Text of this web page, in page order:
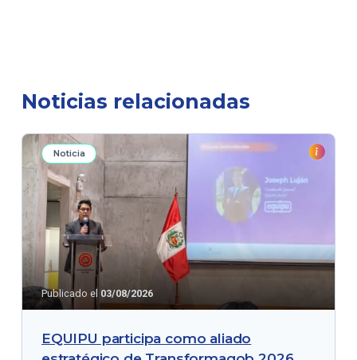
Noticias relacionadas
Noticia
Publicado el 03/08/2026
EQUIPU participa como aliado